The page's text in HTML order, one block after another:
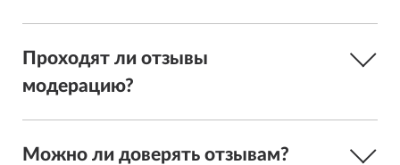
Проходят ли отзывы
модерацию?
Можно ли доверять отзывам?